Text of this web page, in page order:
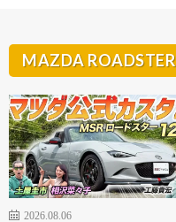
MAZDA ROADSTER
2026.08.06